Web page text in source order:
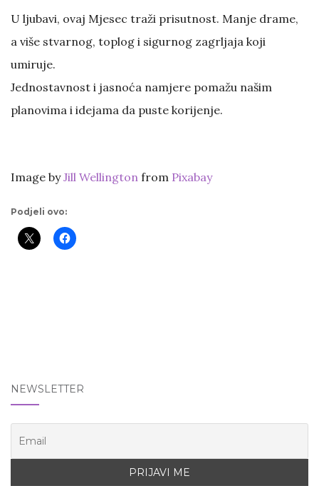
U ljubavi, ovaj Mjesec traži prisutnost. Manje drame,
a više stvarnog, toplog i sigurnog zagrljaja koji
umiruje.
Jednostavnost i jasnoća namjere pomažu našim
planovima i idejama da puste korijenje.
Image byJill Wellington from Pixabay
Podjeli ovo:
NEWSLETTER